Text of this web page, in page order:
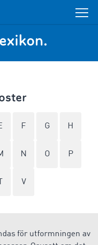
F G H
N O P
V
för utformningen av